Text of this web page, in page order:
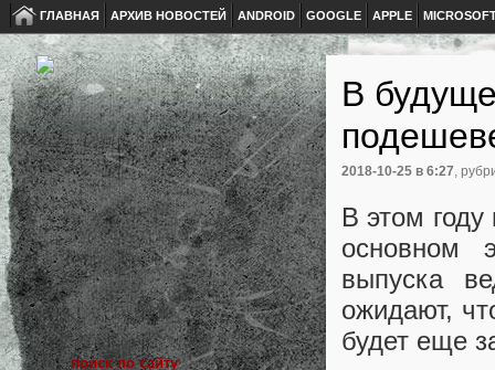
ГЛАВНАЯ АРХИВ НОВОСТЕЙ ANDROID GOOGLE APPLE
В
2018-10-25 в 6:27,
В этом
основном
выпуска
ожидают,
будет еще